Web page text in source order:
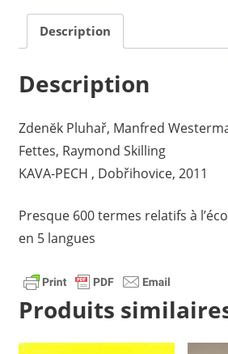
Description
Description
Zdenĕk Pluhař, Manfred
Fettes, Raymond Skilling
KAVA-PECH , Dobřihovice, 2011
Presque 600 termes relatifs à
en 5 langues
Produits